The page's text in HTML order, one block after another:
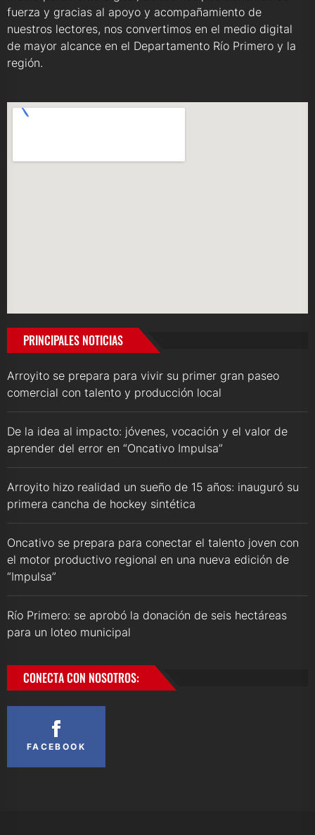
fuerza y gracias al apoyo y acompañamiento de
nuestros lectores, nos convertimos en el medio digital
de mayor alcance en el Departamento Río Primero y la
región.
PRINCIPALES NOTICIAS
Arroyito se prepara para vivir su primer gran paseo
comercial con talento y producción local
De la idea al impacto: jóvenes, vocación y el valor de
aprender del error en “Oncativo Impulsa”
Arroyito hizo realidad un sueño de 15 años: inauguró su
primera cancha de hockey sintética
Oncativo se prepara para conectar el talento joven con
el motor productivo regional en una nueva edición de
“Impulsa”
Río Primero: se aprobó la donación de seis hectáreas
para un loteo municipal
CONECTA CON NOSOTROS:
FACEBOOK